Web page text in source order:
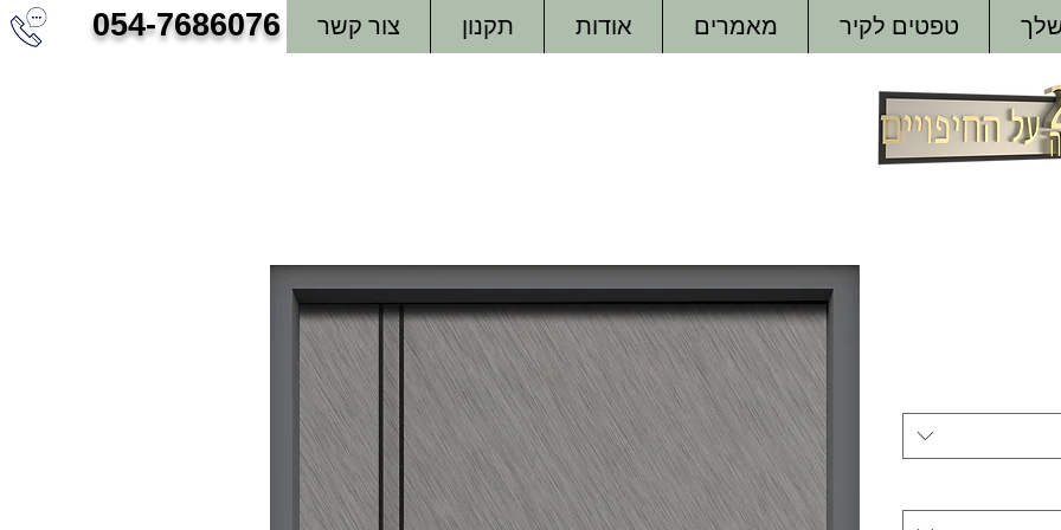
צור קשר תקנון אודות מאמרים טפטים לקיר 054-7686076